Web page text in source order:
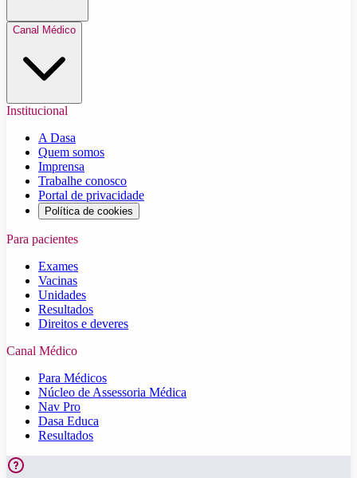
Canal Médico
Institucional
A Dasa
Quem somos
Imprensa
Trabalhe conosco
Portal de privacidade
Política de cookies
Para pacientes
Exames
Vacinas
Unidades
Resultados
Direitos e deveres
Canal Médico
Para Médicos
Núcleo de Assessoria Médica
Nav Pro
Dasa Educa
Resultados